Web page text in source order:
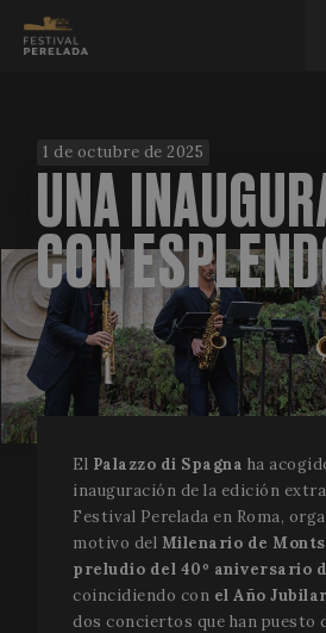
1 de octubre de 2025
UNA
CON
El Palazzo di Spagna ha
inauguración de la edición
Festival Perelada en Roma,
motivo del Milenario de
preludio del 40º aniversario
coincidiendo con el Año Jubilar
dos conciertos que han puesto